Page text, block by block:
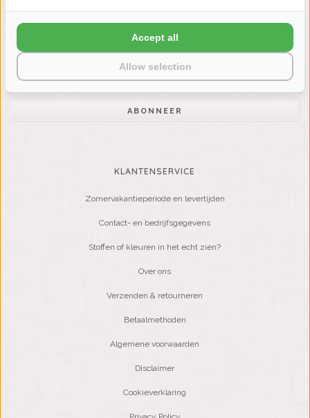
Wilt u op de hoogte blijven?
Word lid van onze mailinglijst:
ABONNEER
KLANTENSERVICE
Zomervakantieperiode en levertijden
Contact- en bedrijfsgegevens
Stoffen of kleuren in het echt zien?
Over ons
Verzenden & retourneren
Betaalmethoden
Algemene voorwaarden
Disclaimer
Cookieverklaring
Allow selection
Accept all